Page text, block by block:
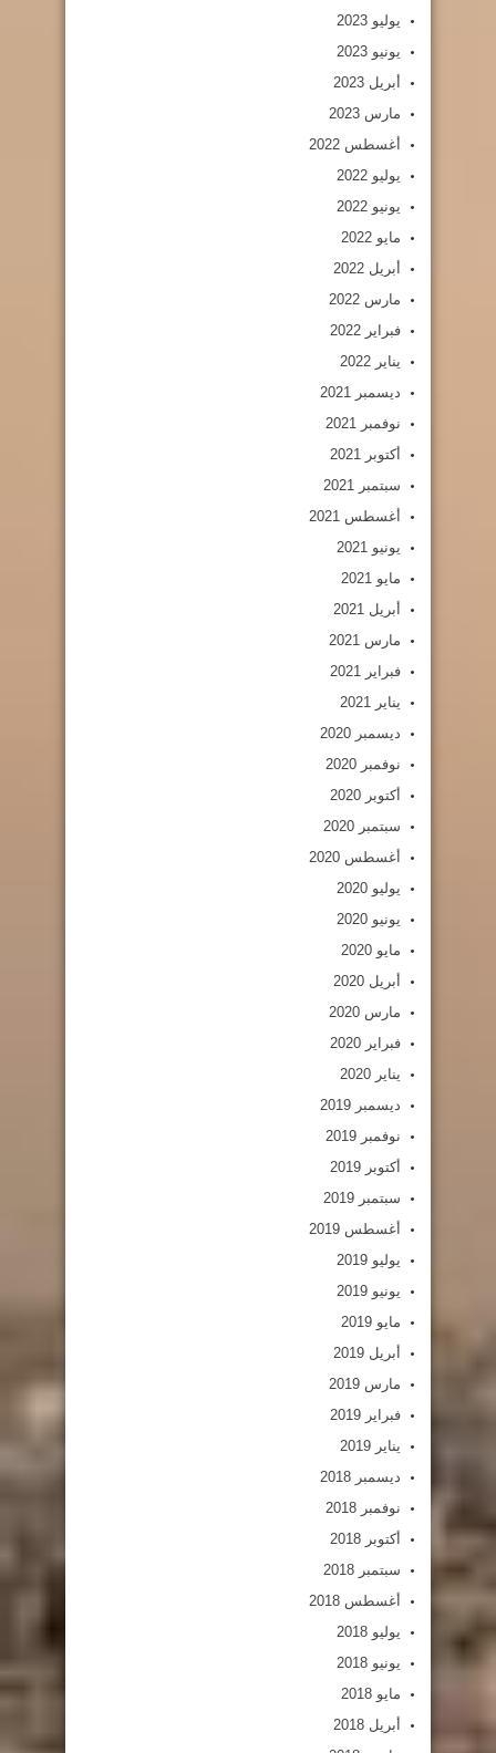
يوليو 2023
يونيو 2023
أبريل 2023
مارس 2023
أغسطس 2022
يوليو 2022
يونيو 2022
مايو 2022
أبريل 2022
مارس 2022
فبراير 2022
يناير 2022
ديسمبر 2021
نوفمبر 2021
أكتوبر 2021
سبتمبر 2021
أغسطس 2021
يونيو 2021
مايو 2021
أبريل 2021
مارس 2021
فبراير 2021
يناير 2021
ديسمبر 2020
نوفمبر 2020
أكتوبر 2020
سبتمبر 2020
أغسطس 2020
يوليو 2020
يونيو 2020
مايو 2020
أبريل 2020
مارس 2020
فبراير 2020
يناير 2020
ديسمبر 2019
نوفمبر 2019
أكتوبر 2019
سبتمبر 2019
أغسطس 2019
يوليو 2019
يونيو 2019
مايو 2019
أبريل 2019
مارس 2019
فبراير 2019
يناير 2019
ديسمبر 2018
نوفمبر 2018
أكتوبر 2018
سبتمبر 2018
أغسطس 2018
يوليو 2018
يونيو 2018
مايو 2018
أبريل 2018